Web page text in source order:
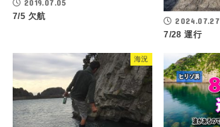
2019.07.05
7/5 欠航 2024.07.27
7/28 運行
海況